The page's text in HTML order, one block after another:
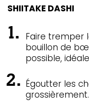
SHIITAKE DASHI
Faire tremper
bouillon de
possible,
Égoutter les